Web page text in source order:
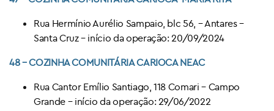
Rua Hermínio Aurélio Sampaio, blc 56, – Antares –
Santa Cruz – início da operação: 20/09/2024
48 – COZINHA COMUNITÁRIA CARIOCANEAC
Rua Cantor Emílio Santiago, 118 Comari – Campo
Grande – início da operação: 29/06/2022